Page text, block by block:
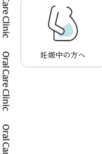
妊娠中の方へ